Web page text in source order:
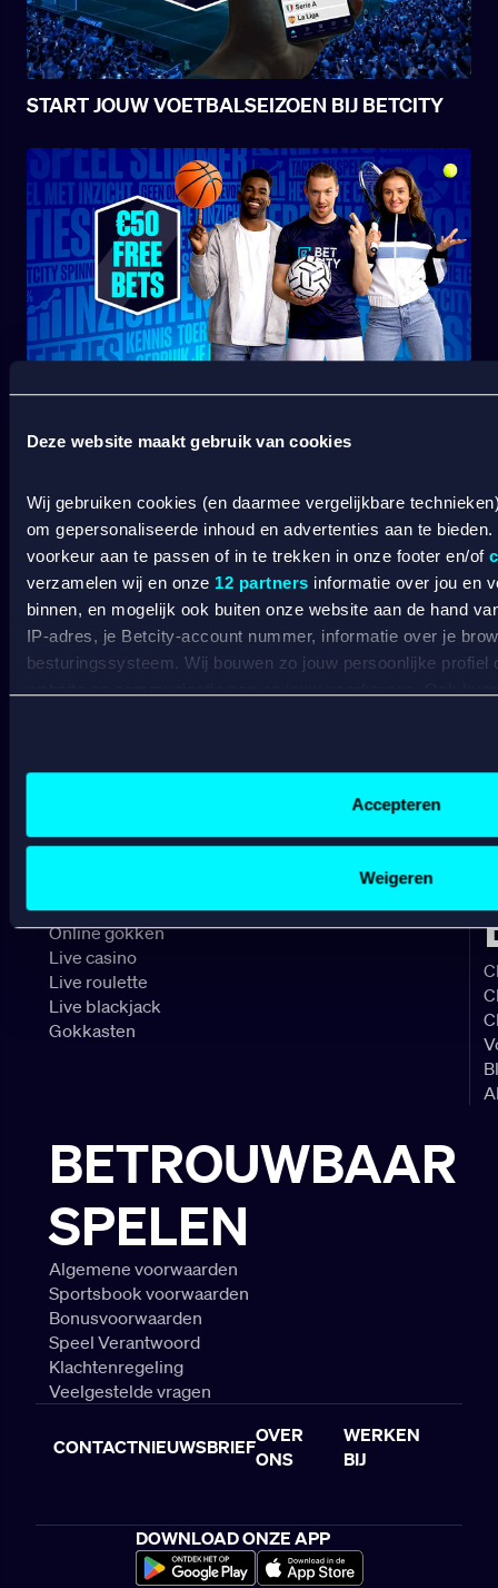
Deze website maakt gebruik van cookies
Wij gebruiken cookies (en daarmee vergelijkbare
om gepersonaliseerde inhoud en advertenties aan te
voorkeur aan te passen of in te trekken in onze footer en/of
verzamelen wij en onze 12 partners informatie over jou en
binnen, en mogelijk ook buiten onze website aan de hand
IP-adres, je Betcity-account nummer, informatie over je
besturingssysteem. Wij bouwen zo jouw persoonlijke profiel
Advertentie- en contentmeting, inzichten in het publiek
Sociale media functionaliteit.
Accepteren
Weigeren
START JOUW VOETBALSEIZOEN BIJ BETCITY
SPORT WELKOMSTBONUS
VERANTWOORD
BETCITY
SPORTSBOOK
Wedden op sport
Wedden op voetbal
Wedden op PSV
CASINO
Online casino
Online gokken
Live casino
Live roulette
Live blackjack
Gokkasten
BETROUWBAAR
SPELEN
Algemene voorwaarden
Sportsbook voorwaarden
Bonusvoorwaarden
Speel Verantwoord
Klachtenregeling
Veelgestelde vragen
CONTACTNIEUWSBRIEF
OVER
ONS
WERKEN
BIJ
DOWNLOAD ONZE APP